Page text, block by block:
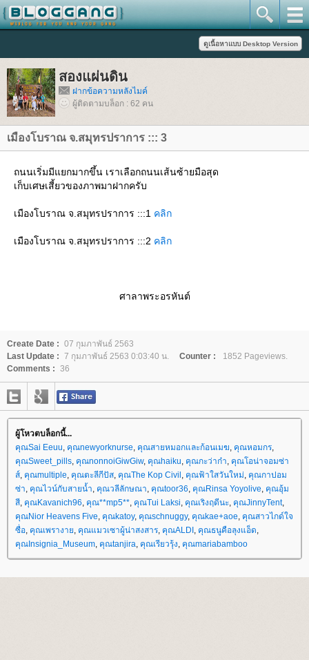
สองแผ่นดิน
ฝากข้อความหลังไมค์
ผู้ติดตามบล็อก : 62 คน
เมืองโบราณ จ.สมุทรปราการ ::: 3
ถนนเริ่มมีแยกมากขึ้น เราเลือกถนนเส้นซ้ายมือสุด
เก็บเศษเสี้ยวของภาพมาฝากครับ
เมืองโบราณ จ.สมุทรปราการ :::1 คลิก
เมืองโบราณ จ.สมุทรปราการ :::2 คลิก
ศาลาพระอรหันต์
Create Date : 07 กุมภาพันธ์ 2563
Last Update : 7 กุมภาพันธ์ 2563 0:03:40 น. Counter :
1852 Pageviews.
Comments : 36
ผู้โหวตบล็อกนี้...
คุณSai Eeuu, คุณnewyorknurse, คุณสายหมอกและก้อนเมฆ, คุณหอมกร,
คุณSweet_pills, คุณnonnoiGiwGiw, คุณhaiku, คุณกะว่าก๋า, คุณโอน่าจอมซ่า
ส์, คุณmultiple, คุณตะลีกีปัส, คุณThe Kop Civil , คุณฟ้าใสวันใหม่, คุณกาปอม
ซ่า, คุณไวน์กับสายน้ำ, คุณวลีลักษณา, คุณtoor36, คุณRinsa Yoyolive, คุณอุ้ม
สี, คุณKavanich96, คุณ**mp5**, คุณTui Laksi, คุณเริงฤดีนะ, คุณJinnyTent,
คุณNior Heavens Five, คุณkatoy, คุณschnuggy, คุณkae+aoe, คุณสาวไกด์ใจ
ซื่อ, คุณเพรางา, คุณแมวเซาผู้น่าสงสาร, คุณALDI , คุณธนูคือลุงแอ็ด,
คุณInsignia_Museum, คุณtanjira, คุณเรียวรุ้ง, คุณmariabamboo